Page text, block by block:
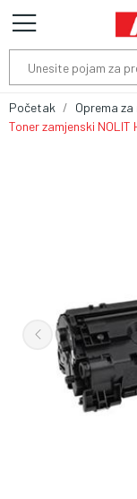
Početak Oprema
Toner zamjenski NOLIT